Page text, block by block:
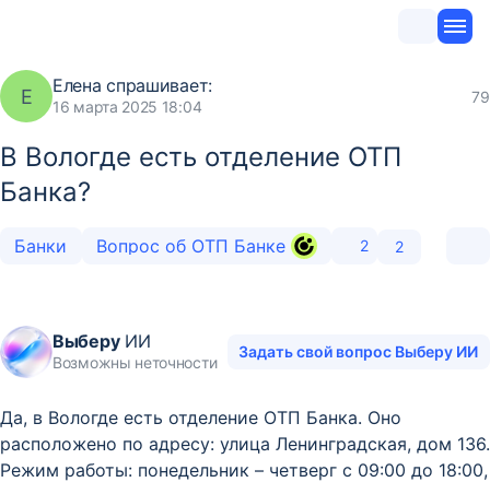
Е Еленаспрашивает:
16 марта 2025 18:04
79
В Вологде есть отделение ОТП
Банка?
Банки Вопрос об ОТП Банке 2 2
ВыберуИИ
Возможны неточности
Задать свой вопрос Выберу ИИ
Да, в Вологде есть отделение ОТП Банка. Оно
расположено по адресу: улица Ленинградская, дом 136.
Режим работы: понедельник – четверг с 09:00 до 18:00,